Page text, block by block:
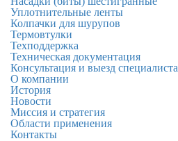
Уплотнительные ленты
Колпачки для шурупов
Термовтулки
Техподдержка
Техническая документация
Консультация и выезд специалиста
О компании
История
Новости
Миссия и стратегия
Области применения
Контакты